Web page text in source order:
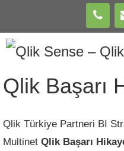
content
Qlik Başarı
Qlik Türkiye Partneri BI
Multinet Qlik Başarı